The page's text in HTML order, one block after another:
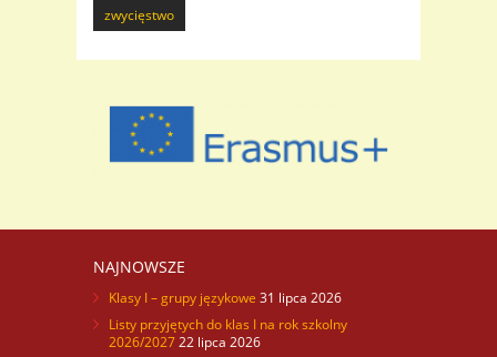
zwycięstwo
NAJNOWSZE
Klasy I – grupy językowe 31 lipca 2026
Listy przyjętych do klas I na rok szkolny
2026/202722 lipca 2026